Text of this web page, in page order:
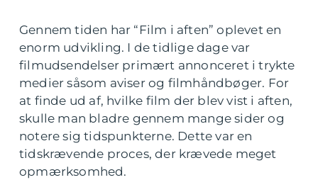
Gennem tiden har “Film i aften” oplevet en
enorm udvikling. I de tidlige dage var
filmudsendelser primært annonceret i trykte
medier såsom aviser og filmhåndbøger. For
at finde ud af, hvilke film der blev vist i aften,
skulle man bladre gennem mange sider og
notere sig tidspunkterne. Dette var en
tidskrævende proces, der krævede meget
opmærksomhed.